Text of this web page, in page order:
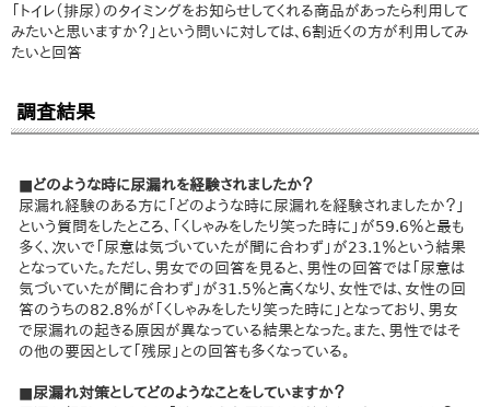
「トイレ（排尿）のタイミングをお知らせしてくれる商品があったら利用して
みたいと思いますか？」という問いに対しては、6割近くの方が利用してみ
たいと回答
調査結果
■どのような時に尿漏れを経験されましたか？
尿漏れ経験のある方に「どのような時に尿漏れを経験されましたか？」
という質問をしたところ、「くしゃみをしたり笑った時に」が59.6％と最も
多く、次いで「尿意は気づいていたが間に合わず」が23.1％という結果
となっていた。ただし、男女での回答を見ると、男性の回答では「尿意は
気づいていたが間に合わず」が31.5％と高くなり、女性では、女性の回
答のうちの82.8％が「くしゃみをしたり笑った時に」となっており、男女
で尿漏れの起きる原因が異なっている結果となった。また、男性ではそ
の他の要因として「残尿」との回答も多くなっている。
■尿漏れ対策としてどのようなことをしていますか？